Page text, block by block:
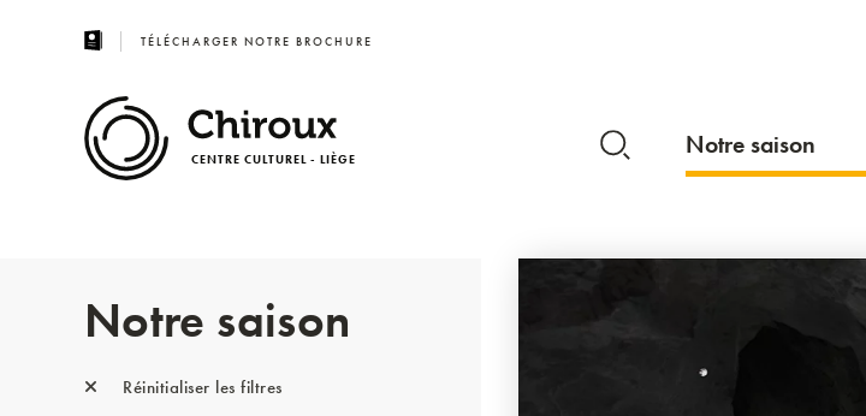
TÉLÉCHARGER NOTRE BROCHURE
CENTRE CULTUREL - LIÈGE Notre saison
Notre saison
Réinitialiser les filtres